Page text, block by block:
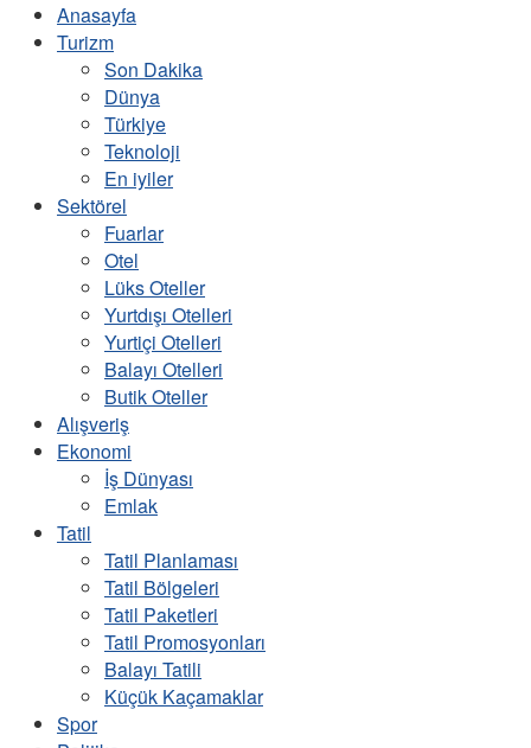
Anasayfa
Turizm
Son Dakika
Dünya
Türkiye
Teknoloji
En iyiler
Sektörel
Fuarlar
Otel
Lüks Oteller
Yurtdışı Otelleri
Yurtiçi Otelleri
Balayı Otelleri
Butik Oteller
Alışveriş
Ekonomi
İş Dünyası
Emlak
Tatil
Tatil Planlaması
Tatil Bölgeleri
Tatil Paketleri
Tatil Promosyonları
Balayı Tatili
Küçük Kaçamaklar
Spor